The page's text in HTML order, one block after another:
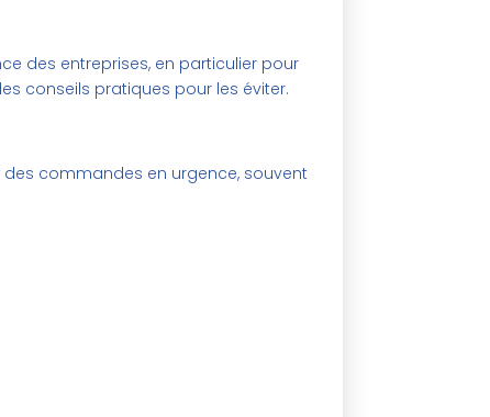
des entreprises, en particulier pour
conseils pratiques pour les éviter.
commandes en urgence, souvent